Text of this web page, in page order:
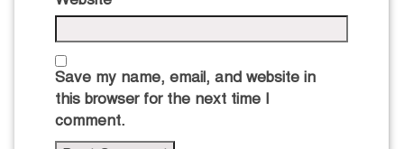
Save my name, email, and website in
this browser for the next time I
comment.